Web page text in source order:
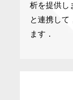
析を提供し
と連携して
ます．